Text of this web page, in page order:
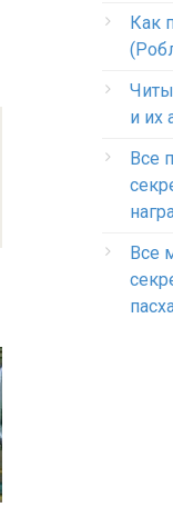
Как
и их
Все
Все